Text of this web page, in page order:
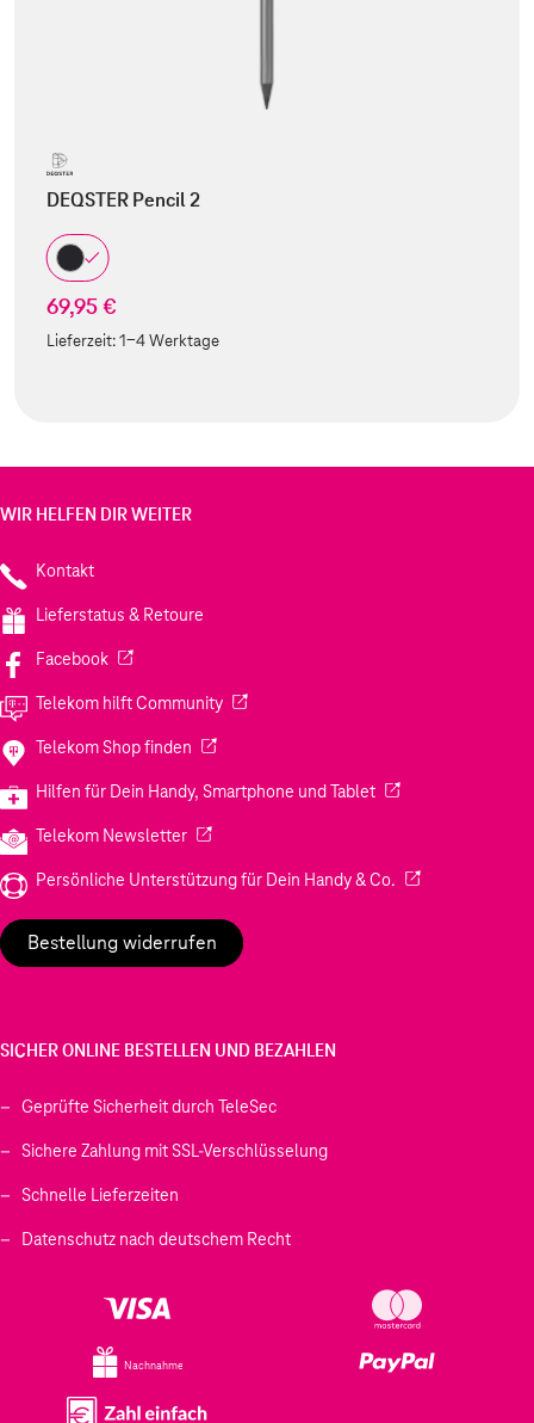
DEQSTER Pencil 2
69,95 €
Lieferzeit:1-4 Werktage
WIR HELFEN DIR WEITER
Kontakt
Lieferstatus & Retoure
Facebook(Wird in einem neuen Tab geöffnet)
Telekom hilft Community(Wird in einem neuen Tab geöffnet)
Telekom Shop finden (Wird in einem neuen Tab geöffnet)
Hilfen für Dein Handy, Smartphone und Tablet(Wird in einem
Telekom Newsletter(Wird in einem neuen Tab geöffnet)
Persönliche Unterstützung für Dein Handy & Co. (Wird in einem
Bestellung widerrufen
SICHER ONLINE BESTELLEN UND BEZAHLEN
Geprüfte Sicherheit durch TeleSec
Sichere Zahlung mit SSL-Verschlüsselung
Schnelle Lieferzeiten
Datenschutz nach deutschem Recht
Nachnahme